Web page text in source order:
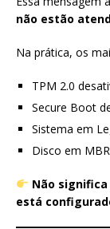
não estão
Na prática, os
TPM 2.0
Secure Boot
Sistema em
Disco em MBR
Não significa
está